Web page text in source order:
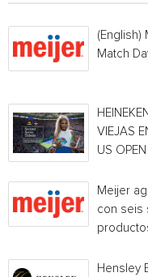
(English)
Match
VIEJAS
US OPEN
Meijer
con seis
Hensley